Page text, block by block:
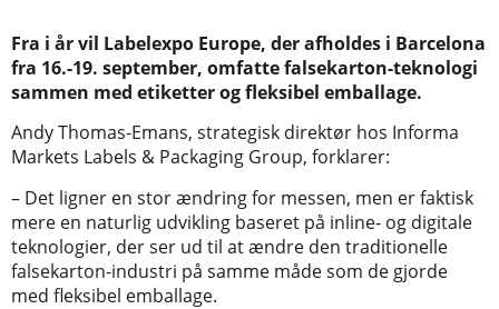
Fra i år vil Labelexpo Europe, der afholdes i Barcelona
fra 16.-19. september, omfatte falsekarton-teknologi
sammen med etiketter og fleksibel emballage.
Andy Thomas-Emans, strategisk direktør hos Informa
Markets Labels & Packaging Group, forklarer:
– Det ligner en stor ændring for messen, men er faktisk
mere en naturlig udvikling baseret på inline- og digitale
teknologier, der ser ud til at ændre den traditionelle
falsekarton-industri på samme måde som de gjorde
med fleksibel emballage.